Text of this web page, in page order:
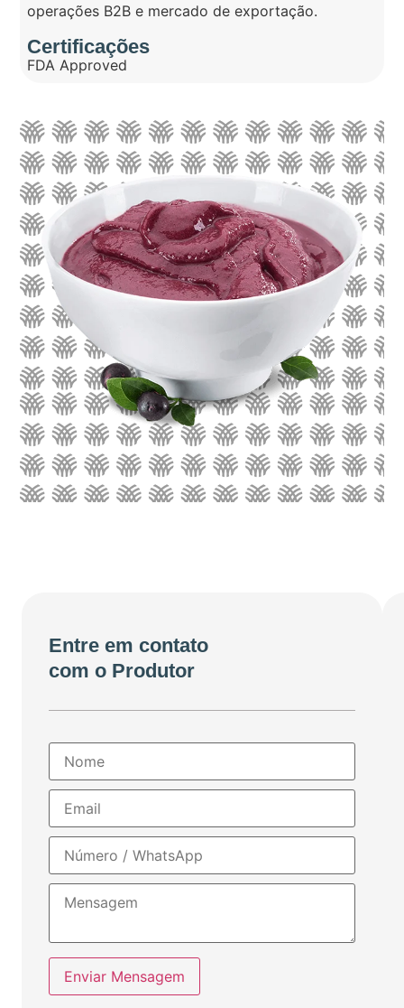
operações B2B e mercado de exportação.
Certificações
FDA Approved
Entre em contato
com o Produtor
Enviar Mensagem